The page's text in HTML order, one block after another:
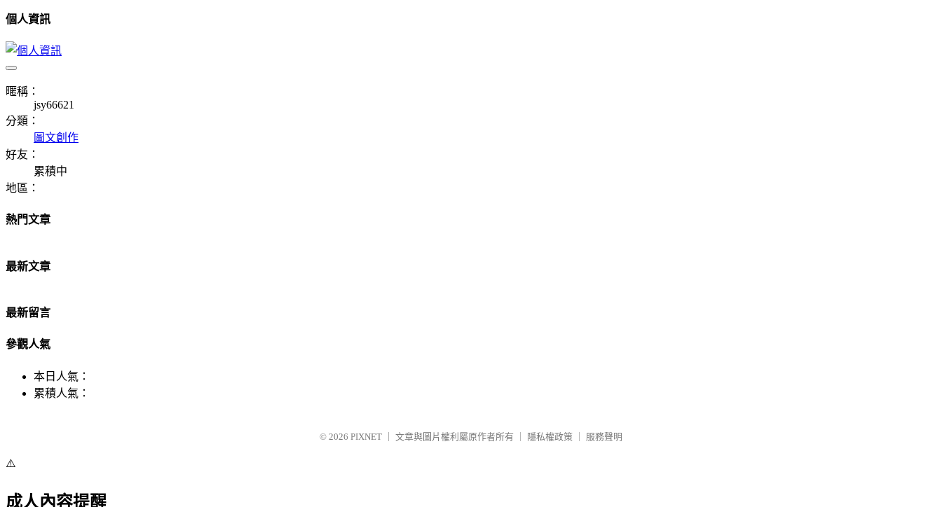
個人資訊
暱稱：
jsy66621
分類：
圖文創作
好友：
累積中
地區：
熱門文章
最新文章
最新留言
參觀人氣
本日人氣：
累積人氣：
© 2026 PIXNET 文章與圖片權利屬原作者所有 隱私權政策 服務聲明
⚠️
成人內容提醒